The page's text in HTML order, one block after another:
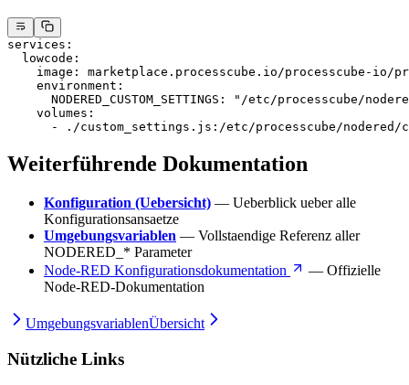
services :
  lowcode
:
    image
: marketplace.processcube.io/processcube-io/
    environment
:
      NODERED_CUSTOM_SETTINGS
:
"/etc/processcube/
    volumes
:
      -
./custom_settings.js:/etc/processcube/
Weiterführende Dokumentation
Konfiguration (Uebersicht) — Ueberblick ueber alle
Konfigurationsansaetze
Umgebungsvariablen — Vollstaendige Referenz aller
NODERED_* Parameter
Node-RED Konfigurationsdokumentation
— Offizielle
Node-RED-Dokumentation
UmgebungsvariablenÜbersicht
Nützliche Links